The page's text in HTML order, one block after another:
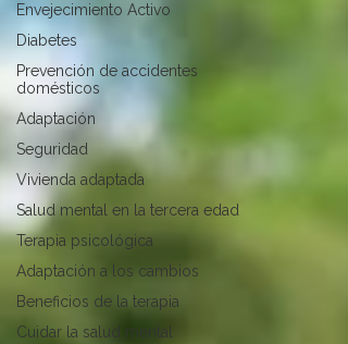
Envejecimiento Activo
Diabetes
Prevención de accidentes
domésticos
Adaptación
Seguridad
Vivienda adaptada
Salud mental en la tercera edad
Terapia psicológica
Adaptación a los cambios
Beneficios de la terapia
Cuidar la salud mental